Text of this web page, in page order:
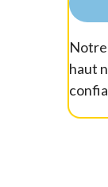
haut